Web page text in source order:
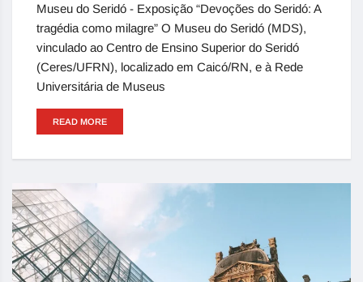
Museu do Seridó - Exposição “Devoções do Seridó: A
tragédia como milagre” O Museu do Seridó (MDS),
vinculado ao Centro de Ensino Superior do Seridó
(Ceres/UFRN), localizado em Caicó/RN, e à Rede
Universitária de Museus
READ MORE